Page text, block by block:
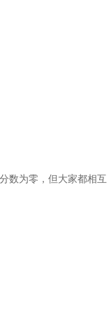
数为零，但大家都相互